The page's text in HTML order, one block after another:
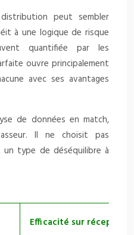
peut sembler
à une logique de risque
quantifiée par les
ouvre principalement
avec ses avantages
de données en match,
Il ne choisit pas
un type de déséquilibre à
Efficacité sur réception